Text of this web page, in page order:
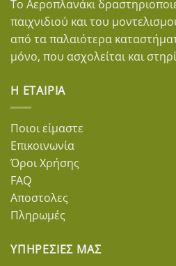
Το Αεροπλανάκι
παιχνιδιού και του
από τα παλαιότερα
μόνο, που ασχολείται και
Η ΕΤΑΙΡΊΑ
Ποιοι είμαστε
Επικοινωνία
Όροι Χρήσης
FAQ
Αποστολες
Πληρωμές
ΥΠΗΡΕΣΊΕΣ ΜΑΣ